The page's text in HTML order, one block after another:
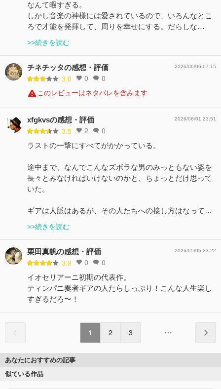
なんて暇すぎる。
しかし音楽の神様には愛されているので、いろんなとこ
ろで才能を発揮して、周りを幸せにする。だらしな…
>>続きを読む
チネチッタの感想・評価
3.0 0 0
2026/06/06 07:15
このレビューはネタバレを含みます
xfgkvsの感想・評価
3.5 2 0
2026/06/01 23:51
ラストの一撃にすべてがかかっている。
途中まで、なんでこんなズボラな男のみっともない姿を
長々とみなければいけないのかと、ちょっとだけ思って
いた。
ギアは人脈はあるが、その人たちへの接し方はなって…
>>続きを読む
栗田真帆の感想・評価
3.9 0 0
2026/05/05 23:22
イオセリアーニ初期の代表作。
ティンパニ奏者ギアの人たらしっぷり！こんな人生楽し
すぎるだろ〜！
1 2 3
あなたにおすすめの記事
似ている作品